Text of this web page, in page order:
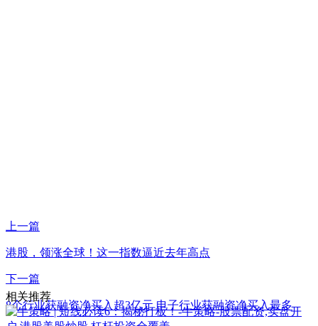
上一篇
港股，领涨全球！这一指数逼近去年高点
下一篇
8个行业获融资净买入超3亿元 电子行业获融资净买入最多
相关推荐